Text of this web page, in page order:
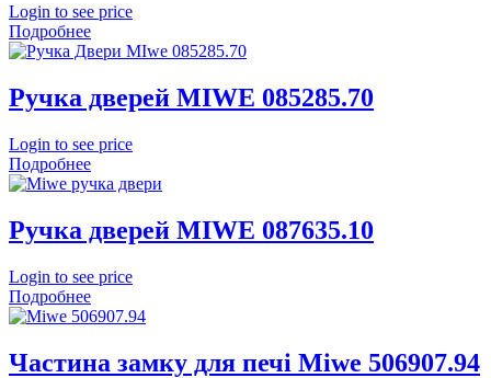
Login to see price
Подробнее
Ручка дверей MIWE 085285.70
Login to see price
Подробнее
Ручка дверей MIWE 087635.10
Login to see price
Подробнее
Частина замку для печі Miwe 506907.94